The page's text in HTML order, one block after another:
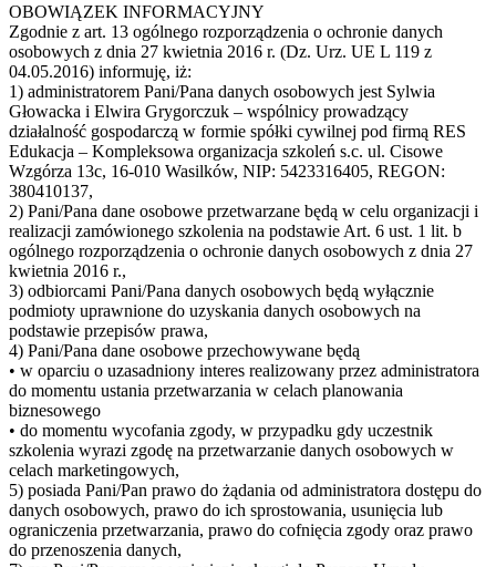
OBOWIĄZEK INFORMACYJNY
Zgodnie z art. 13 ogólnego rozporządzenia o ochronie danych
osobowych z dnia 27 kwietnia 2016 r. (Dz. Urz. UE L 119 z
04.05.2016) informuję, iż:
1) administratorem Pani/Pana danych osobowych jest Sylwia
Głowacka i Elwira Grygorczuk – wspólnicy prowadzący
działalność gospodarczą w formie spółki cywilnej pod firmą RES
Edukacja – Kompleksowa organizacja szkoleń s.c. ul. Cisowe
Wzgórza 13c, 16-010 Wasilków, NIP: 5423316405, REGON:
380410137,
2) Pani/Pana dane osobowe przetwarzane będą w celu organizacji i
realizacji zamówionego szkolenia na podstawie Art. 6 ust. 1 lit. b
ogólnego rozporządzenia o ochronie danych osobowych z dnia 27
kwietnia 2016 r.,
3) odbiorcami Pani/Pana danych osobowych będą wyłącznie
podmioty uprawnione do uzyskania danych osobowych na
podstawie przepisów prawa,
4) Pani/Pana dane osobowe przechowywane będą
• w oparciu o uzasadniony interes realizowany przez administratora
do momentu ustania przetwarzania w celach planowania
biznesowego
• do momentu wycofania zgody, w przypadku gdy uczestnik
szkolenia wyrazi zgodę na przetwarzanie danych osobowych w
celach marketingowych,
5) posiada Pani/Pan prawo do żądania od administratora dostępu do
danych osobowych, prawo do ich sprostowania, usunięcia lub
ograniczenia przetwarzania, prawo do cofnięcia zgody oraz prawo
do przenoszenia danych,